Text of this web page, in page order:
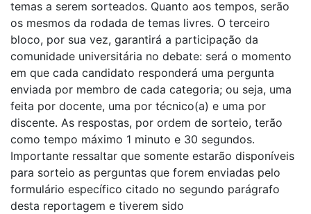
temas a serem sorteados. Quanto aos tempos, serão
os mesmos da rodada de temas livres. O terceiro
bloco, por sua vez, garantirá a participação da
comunidade universitária no debate: será o momento
em que cada candidato responderá uma pergunta
enviada por membro de cada categoria; ou seja, uma
feita por docente, uma por técnico(a) e uma por
discente. As respostas, por ordem de sorteio, terão
como tempo máximo 1 minuto e 30 segundos.
Importante ressaltar que somente estarão disponíveis
para sorteio as perguntas que forem enviadas pelo
formulário específico citado no segundo parágrafo
desta reportagem e tiverem sido